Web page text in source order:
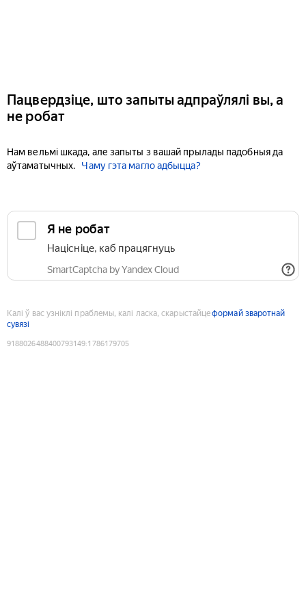
Пацвердзіце, што запыты адпраўлялі вы, а
не робат
Нам вельмі шкада, але запыты з вашай прылады падобныя да
аўтаматычных.
Чаму гэта магло адбыцца?
Я не робат
Націсніце, каб працягнуць
SmartCaptcha by Yandex Cloud
Калі ў вас узніклі праблемы, калі ласка, скарыстайцеформай зваротнай
сувязі
9188026488400793149:1786179705